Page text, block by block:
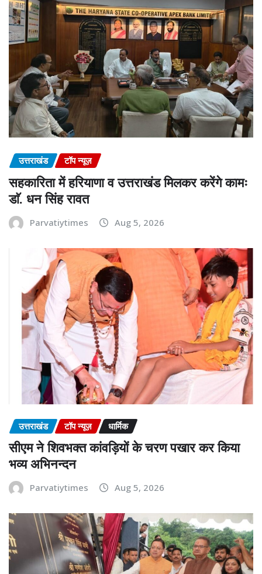
उत्तराखंड टॉप न्यूज़
सहकारिता में हरियाणा व उत्तराखंड मिलकर करेंगे कामः
डाॅ. धन सिंह रावत
Parvatiytimes Aug 5, 2026
उत्तराखंड टॉप न्यूज़ धार्मिक
सीएम ने शिवभक्त कांवड़ियों के चरण पखार कर किया
भव्य अभिनन्दन
Parvatiytimes Aug 5, 2026